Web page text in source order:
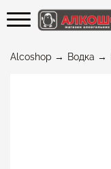
Alcoshop Водка